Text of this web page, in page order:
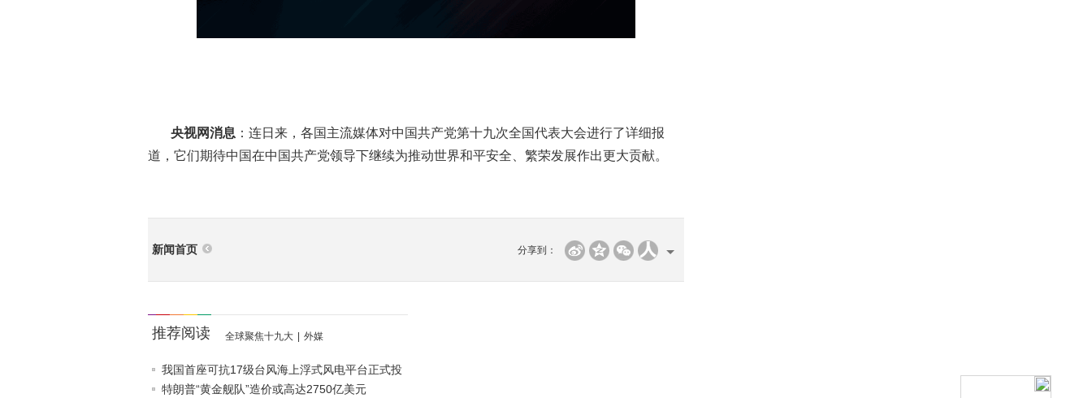
央视网消息 ：连日来，各国主流媒体对中国共产党第十九次全国代表大会进行了详细报
道，它们期待中国在中国共产党领导下继续为推动世界和平安全、繁荣发展作出更大贡献。
新闻首页 分享到：
推荐阅读 全球聚焦十九大 外媒
我国首座可抗17级台风海上浮式风电平台正式投
运
特朗普“黄金舰队”造价或高达2750亿美元